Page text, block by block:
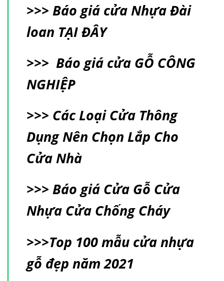
>>> Báo giá cửa Nhựa Đài
loan TẠI ĐÂY
>>> Báo giá cửa GỖ CÔNG
NGHIỆP
>>> Các Loại Cửa Thông
Dụng Nên Chọn Lắp Cho
Cửa Nhà
>>> Báo giá Cửa Gỗ Cửa
Nhựa Cửa Chống Cháy
>>>Top 100 mẫu cửa nhựa
gỗ đẹp năm 2021